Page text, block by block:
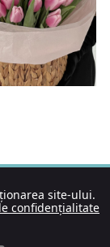
site-ului.
confidențialitate